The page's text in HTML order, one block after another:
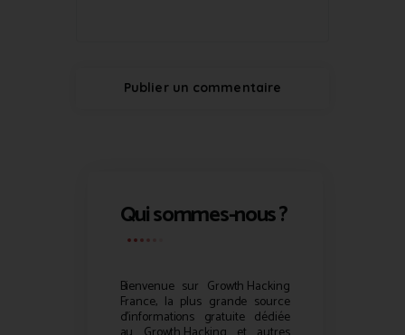
Qui sommes-nous ?
Bienvenue sur Growth Hacking
France, la plus grande source
d’informations gratuite dédiée